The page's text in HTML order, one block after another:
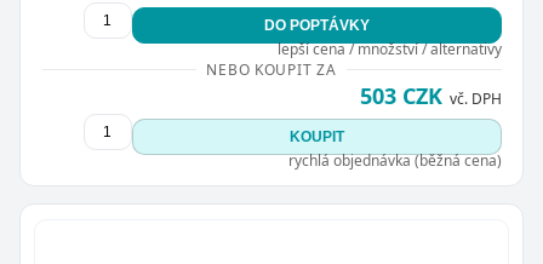
DO POPTÁVKY
lepší cena / množství / alternativy
NEBO KOUPIT ZA
503 CZK vč. DPH
KOUPIT
rychlá objednávka (běžná cena)